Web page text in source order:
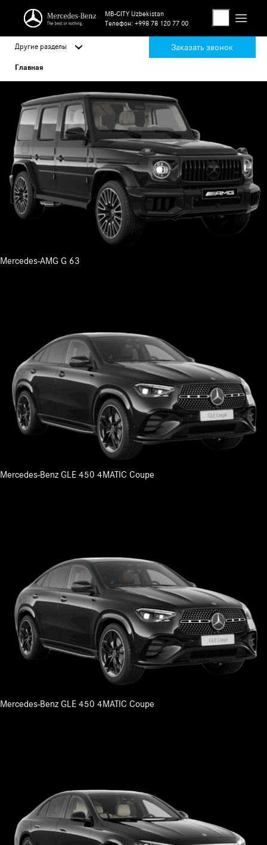
MB-CITY Uzbekistan
Телефон: +998 78 120 77 00
Другие разделы Заказать звонок
Главная
Mercedes-AMG G 63
Mercedes-Benz GLE 450 4MATIC Coupe
Mercedes-Benz GLE 450 4MATIC Coupe